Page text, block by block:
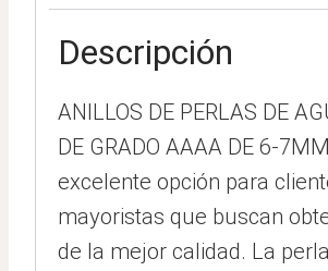
Descripción
ANILLOS DE PERLAS DE
DE GRADO AAAA DE 6-
excelente opción para
mayoristas que buscan
de la mejor calidad. La